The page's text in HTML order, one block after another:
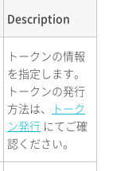
Description
トークンの情報
を指定します。
トークンの発行
方法は、
トーク
ン発行 にてご確
認ください。